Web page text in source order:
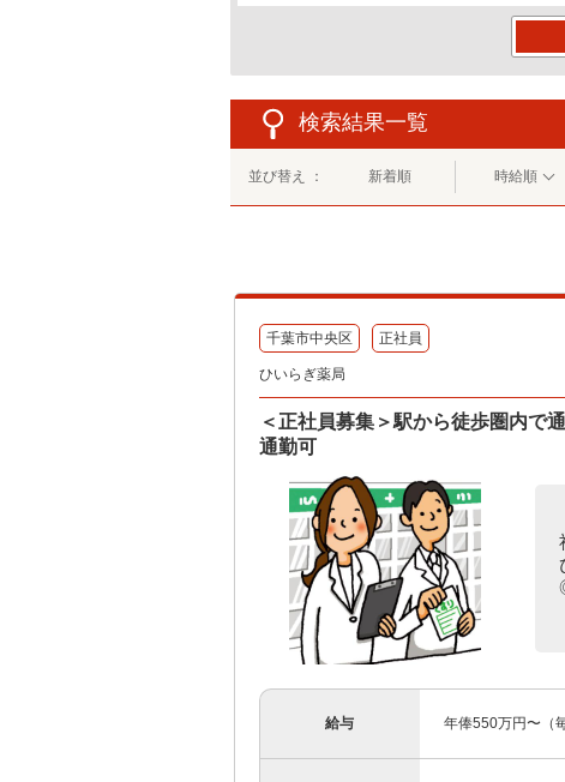
検索結果一覧
並び替え ： 新着順 時給順
千葉市中央区 正社員
ひいらぎ薬局
＜正社員募集＞駅から徒歩圏内
通勤可
給与 年俸550万円〜（